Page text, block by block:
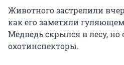
Животного застрелили
как его заметили
Медведь скрылся в лесу, но
охотинспекторы.